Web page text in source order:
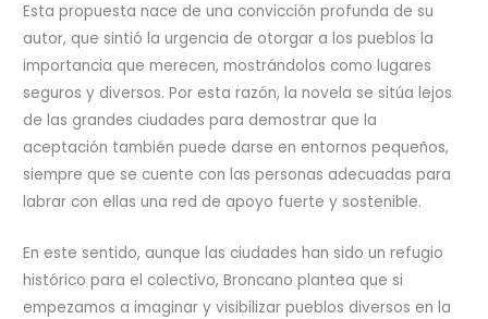
Esta propuesta nace de una convicción profunda de su
autor, que sintió la urgencia de otorgar a los pueblos la
importancia que merecen, mostrándolos como lugares
seguros y diversos. Por esta razón, la novela se sitúa lejos
de las grandes ciudades para demostrar que la
aceptación también puede darse en entornos pequeños,
siempre que se cuente con las personas adecuadas para
labrar con ellas una red de apoyo fuerte y sostenible.
En este sentido, aunque las ciudades han sido un refugio
histórico para el colectivo, Broncano plantea que si
empezamos a imaginar y visibilizar pueblos diversos en la